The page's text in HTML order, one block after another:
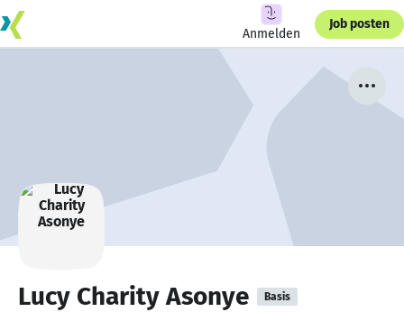
Anmelden
Job posten
Lucy Charity Asonye Basis